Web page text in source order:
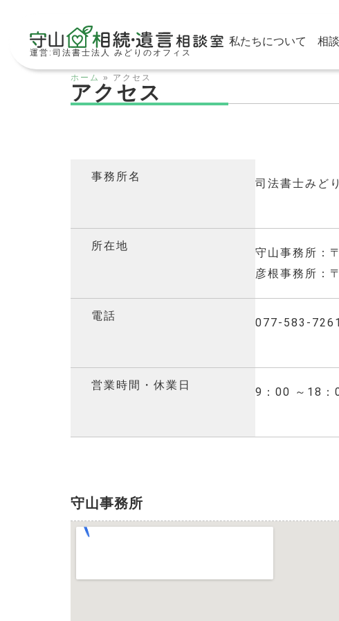
運営:司法書士法人 みどりのオフィス
私たちについて 相
ホーム » アクセス
アクセス
事務所名
司法書士みど
所在地
守山事務所：
彦根事務所：
電話
077-583-7261
営業時間・休業日
9：00 ～18：
守山事務所